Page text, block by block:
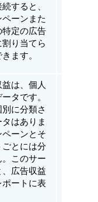
すると、
ーンまた
定の広告
り当てら
ます。
は、個人
タです。
に分類さ
はありま
ーンとそ
とには分
このサー
広告収益
ートに表